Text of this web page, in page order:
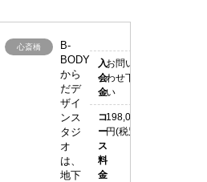
心斎橋
B-
BODY(ビ
ー
ボ
デ
ィ)
B-
BODY
から
だデ
ザイ
ンス
タジ
オ
は、
地下
入
会
金
お問い合
わせ下さ
い
コ
ー
ス
料
金
198,000
円(税別)